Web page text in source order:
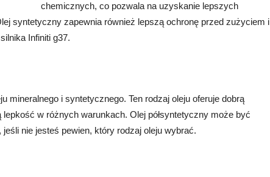
chemicznych, co pozwala na uzyskanie lepszych
syntetyczny zapewnia również lepszą ochronę przed zużyciem i
Infiniti g37.
mineralnego i syntetycznego. Ten rodzaj oleju oferuje dobrą
w różnych warunkach. Olej półsyntetyczny może być
nie jesteś pewien, który rodzaj oleju wybrać.